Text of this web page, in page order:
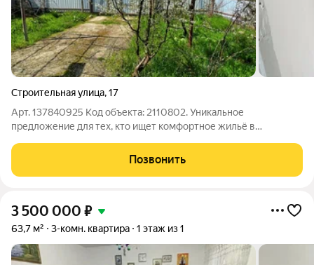
Строительная улица,17
Арт. 137840925 Код объекта: 2110802. Уникальное
предложение для тех, кто ищет комфортное жильё в
Крымске на улице Строительная. Квартира расположена на
первом этаже блочного дома. Общая площадь
Позвонить
3 500 000 ₽
63,7 м² 3-комн. квартира 1 этаж из 1